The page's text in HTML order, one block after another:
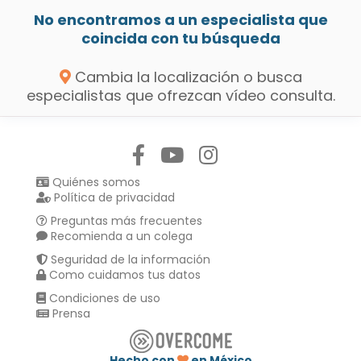
No encontramos a un especialista que
coincida con tu búsqueda
Cambia la localización o busca
especialistas que ofrezcan vídeo consulta.
Quiénes somos
Política de privacidad
Preguntas más frecuentes
Recomienda a un colega
Seguridad de la información
Como cuidamos tus datos
Condiciones de uso
Prensa